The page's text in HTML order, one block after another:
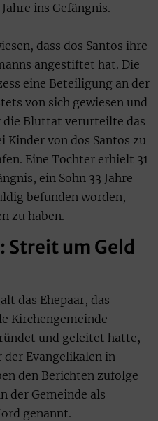
ins Gefängnis.
dass dos Santos ihre
angestiftet hat. Die
eine Beteiligung an der
von sich gewiesen und
die Bluttat verurteilte das
Kinder von dos Santos zu
Eine Tochter erhielt 31
ein Sohn 33 Jahre
befunden worden,
zu haben.
Streit um Geld
das Ehepaar, das
Kirchengemeinde
und geleitet hatte,
der Evangelikalen in
den Berichten zufolge
der Gemeinde als
genannt.